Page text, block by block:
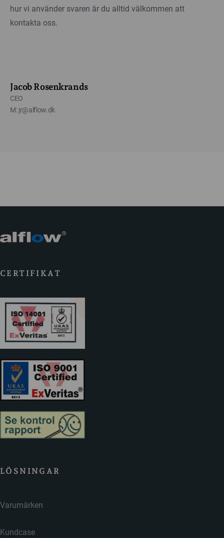
hur vi använder svaren är du alltid välkommen att
kontakta oss.
Jacob Rosenkrands
CEO
M: jr@alflow.dk
CERTIFIKAT
LÖSNINGAR
Varumärken
Kundcase